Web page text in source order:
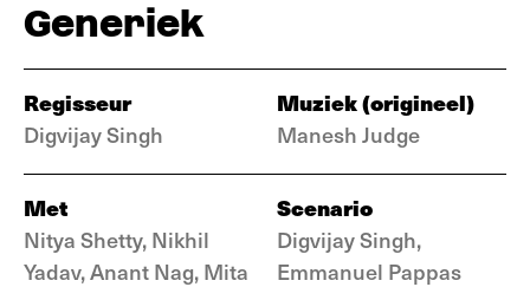
Generiek
Regisseur
Digvijay Singh
Muziek (origineel)
Manesh Judge
Met
Nitya Shetty, Nikhil
Yadav, Anant Nag, Mita
Scenario
Digvijay Singh,
Emmanuel Pappas